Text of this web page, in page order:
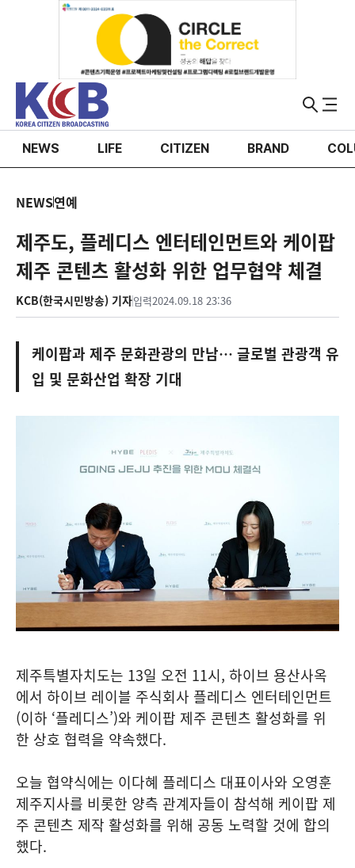
NEWS LIFE CITIZEN BRAND
NEWS연예
제주도, 플레디스 엔터테인먼트와 케이팝
제주 콘텐츠 활성화 위한 업무협약 체결
KCB(한국시민방송) 기자입력2024.09.18 23:36
케이팝과 제주 문화관광의 만남… 글로벌 관광객 유
입 및 문화산업 확장 기대
제주특별자치도는 13일 오전 11시, 하이브 용산사옥
에서 하이브 레이블 주식회사 플레디스 엔터테인먼트
(이하 ‘플레디스’)와 케이팝 제주 콘텐츠 활성화를 위
한 상호 협력을 약속했다.
오늘 협약식에는 이다혜 플레디스 대표이사와 오영훈
제주지사를 비롯한 양측 관계자들이 참석해 케이팝 제
주 콘텐츠 제작 활성화를 위해 공동 노력할 것에 합의
했다.